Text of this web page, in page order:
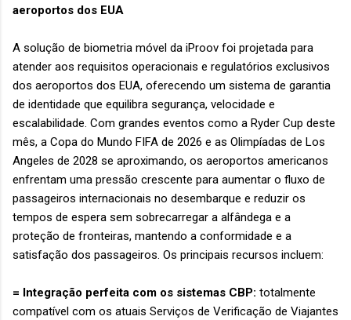
aeroportos dos EUA
A solução de biometria móvel da iProov foi projetada para
atender aos requisitos operacionais e regulatórios exclusivos
dos aeroportos dos EUA, oferecendo um sistema de garantia
de identidade que equilibra segurança, velocidade e
escalabilidade. Com grandes eventos como a Ryder Cup deste
mês, a Copa do Mundo FIFA de 2026 e as Olimpíadas de Los
Angeles de 2028 se aproximando, os aeroportos americanos
enfrentam uma pressão crescente para aumentar o fluxo de
passageiros internacionais no desembarque e reduzir os
tempos de espera sem sobrecarregar a alfândega e a
proteção de fronteiras, mantendo a conformidade e a
satisfação dos passageiros. Os principais recursos incluem:
= Integração perfeita com os sistemas CBP: totalmente
compatível com os atuais Serviços de Verificação de Viajantes